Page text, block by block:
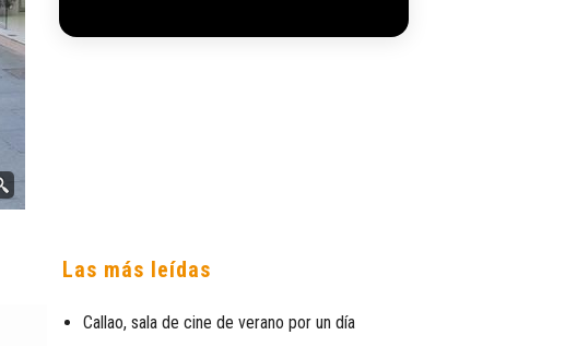
Las más leídas
Callao, sala de cine de verano por un día